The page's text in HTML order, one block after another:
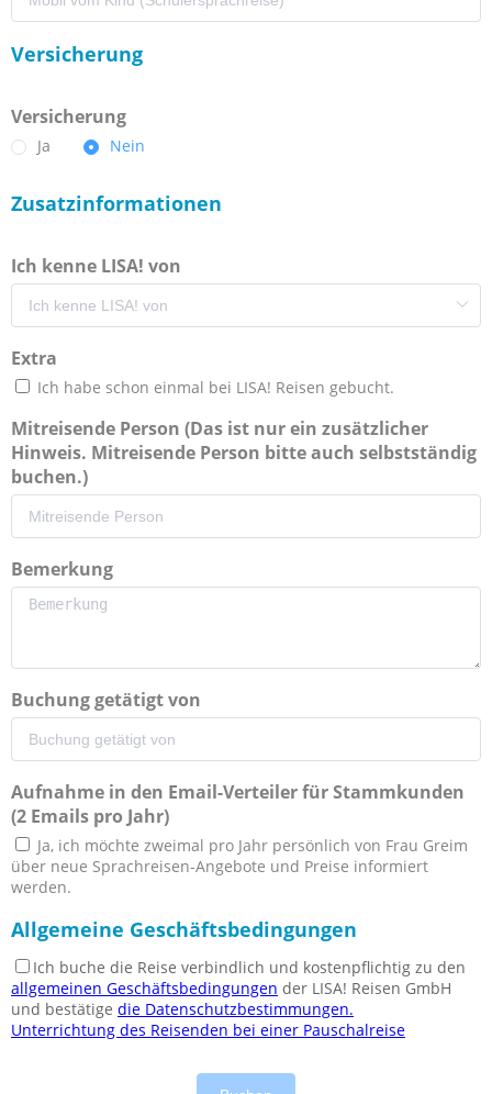
Versicherung
Versicherung
Ja Nein
Zusatzinformationen
Ich kenne LISA! von
Extra
Ich habe schon einmal bei LISA! Reisen gebucht.
Mitreisende Person (Das ist nur ein zusätzlicher
Hinweis. Mitreisende Person bitte auch selbstständig
buchen.)
Bemerkung
Buchung getätigt von
Aufnahme in den Email-Verteiler für Stammkunden
(2 Emails pro Jahr)
Ja, ich möchte zweimal pro Jahr persönlich von Frau Greim
über neue Sprachreisen-Angebote und Preise informiert
werden.
Allgemeine Geschäftsbedingungen
Ich buche die Reise verbindlich und kostenpflichtig zu den
allgemeinen Geschäftsbedingungen der LISA! Reisen GmbH
und bestätige die Datenschutzbestimmungen.
Unterrichtung des Reisenden bei einer Pauschalreise